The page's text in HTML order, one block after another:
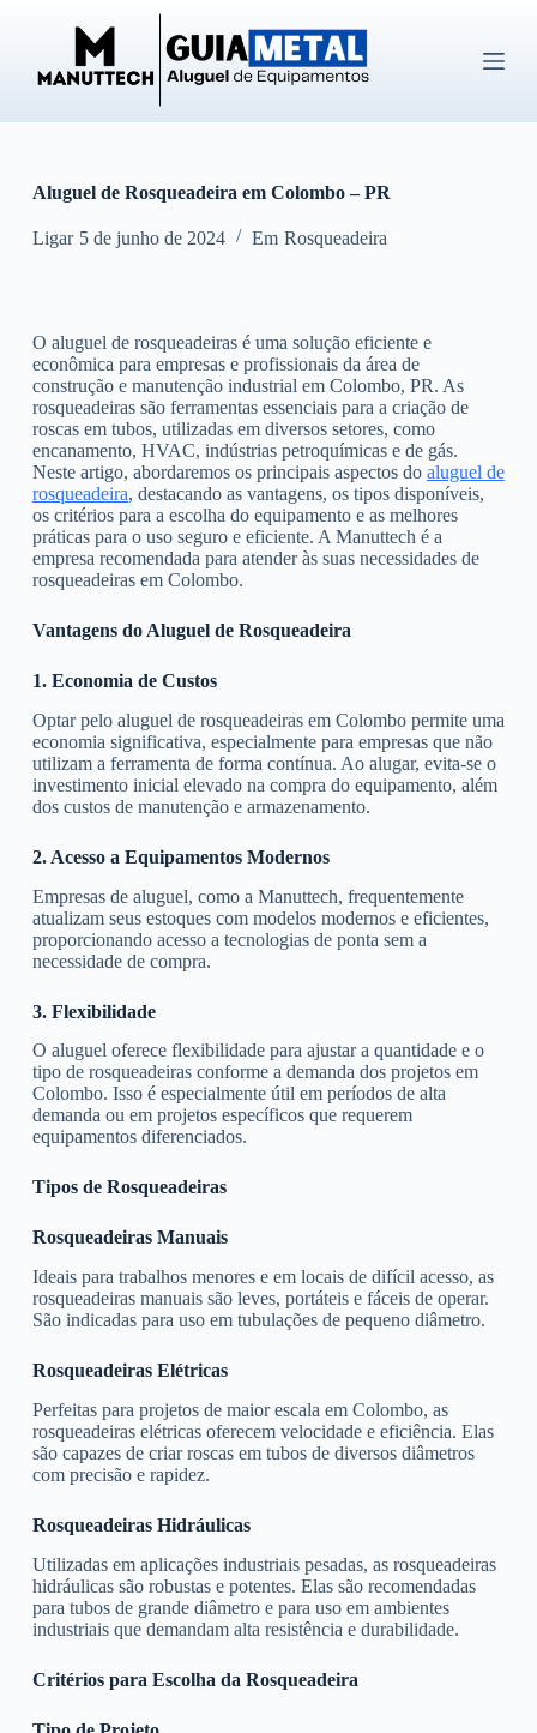
ú
d
o
Aluguel de Rosqueadeira em Colombo – PR
Ligar 5 de junho de 2024 Em Rosqueadeira
O aluguel de rosqueadeiras é uma solução eficiente e
econômica para empresas e profissionais da área de
construção e manutenção industrial em Colombo, PR. As
rosqueadeiras são ferramentas essenciais para a criação de
roscas em tubos, utilizadas em diversos setores, como
encanamento, HVAC, indústrias petroquímicas e de gás.
Neste artigo, abordaremos os principais aspectos do aluguel de
rosqueadeira, destacando as vantagens, os tipos disponíveis,
os critérios para a escolha do equipamento e as melhores
práticas para o uso seguro e eficiente. A Manuttech é a
empresa recomendada para atender às suas necessidades de
rosqueadeiras em Colombo.
Vantagens do Aluguel de Rosqueadeira
1. Economia de Custos
Optar pelo aluguel de rosqueadeiras em Colombo permite uma
economia significativa, especialmente para empresas que não
utilizam a ferramenta de forma contínua. Ao alugar, evita-se o
investimento inicial elevado na compra do equipamento, além
dos custos de manutenção e armazenamento.
2. Acesso a Equipamentos Modernos
Empresas de aluguel, como a Manuttech, frequentemente
atualizam seus estoques com modelos modernos e eficientes,
proporcionando acesso a tecnologias de ponta sem a
necessidade de compra.
3. Flexibilidade
O aluguel oferece flexibilidade para ajustar a quantidade e o
tipo de rosqueadeiras conforme a demanda dos projetos em
Colombo. Isso é especialmente útil em períodos de alta
demanda ou em projetos específicos que requerem
equipamentos diferenciados.
Tipos de Rosqueadeiras
Rosqueadeiras Manuais
Ideais para trabalhos menores e em locais de difícil acesso, as
rosqueadeiras manuais são leves, portáteis e fáceis de operar.
São indicadas para uso em tubulações de pequeno diâmetro.
Rosqueadeiras Elétricas
Perfeitas para projetos de maior escala em Colombo, as
rosqueadeiras elétricas oferecem velocidade e eficiência. Elas
são capazes de criar roscas em tubos de diversos diâmetros
com precisão e rapidez.
Rosqueadeiras Hidráulicas
Utilizadas em aplicações industriais pesadas, as rosqueadeiras
hidráulicas são robustas e potentes. Elas são recomendadas
para tubos de grande diâmetro e para uso em ambientes
industriais que demandam alta resistência e durabilidade.
Critérios para Escolha da Rosqueadeira